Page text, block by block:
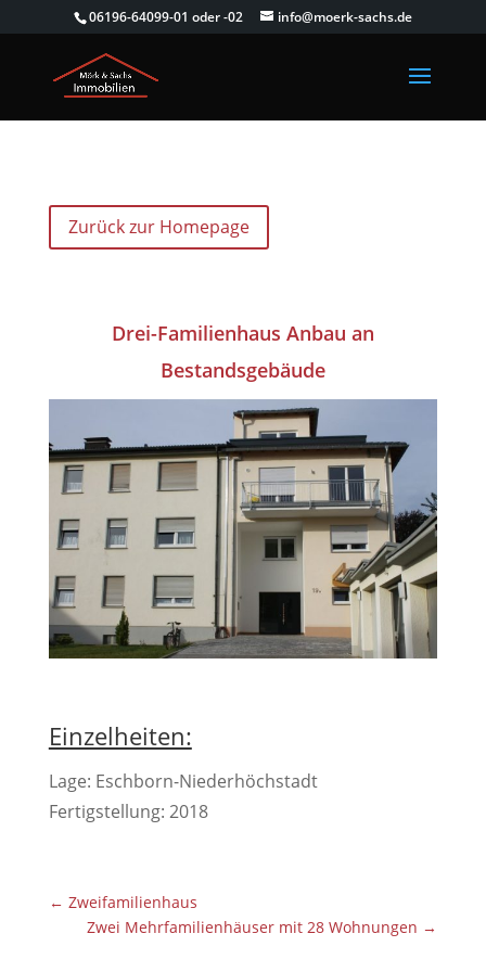
06196-64099-01 oder -02 info@moerk-sachs.de
Zurück zur Homepage
Drei-Familienhaus Anbau an
Bestandsgebäude
Einzelheiten:
Lage: Eschborn-Niederhöchstadt
Fertigstellung: 2018
← Zweifamilienhaus
Zwei Mehrfamilienhäuser mit 28 Wohnungen →